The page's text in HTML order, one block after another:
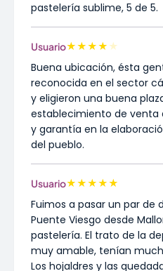
pastelería sublime, 5 de 5.
Usuario★★★★ ★
Buena ubicación, ésta
reconocida en el sector
y eligieron una buena
establecimiento de venta
y garantía en la
del pueblo.
Usuario★★★★★
Fuimos a pasar un par de
Puente Viesgo desde
pastelería. El trato de la
muy amable, tenían
Los hojaldres y las